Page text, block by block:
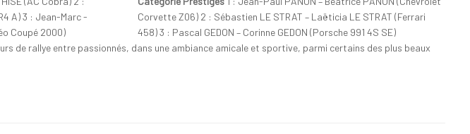
A) 3 : Jean-Marc -
Coupé 2000)
Corvette Z06) 2 : Sébastien LE STRAT – Laëticia LE STRAT (Ferrari
458) 3 : Pascal GEDON – Corinne GEDON (Porsche 991 4S SE)
de rallye entre passionnés, dans une ambiance amicale et sportive, parmi certains des plus beaux